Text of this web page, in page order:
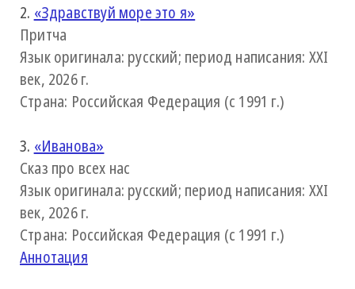
2. «Здравствуй море это я»
Притча
Язык оригинала: русский; период написания: XXI
век, 2026 г.
Страна: Российская Федерация (с 1991 г.)
3. «Иванова»
Сказ про всех нас
Язык оригинала: русский; период написания: XXI
век, 2026 г.
Страна: Российская Федерация (с 1991 г.)
Аннотация